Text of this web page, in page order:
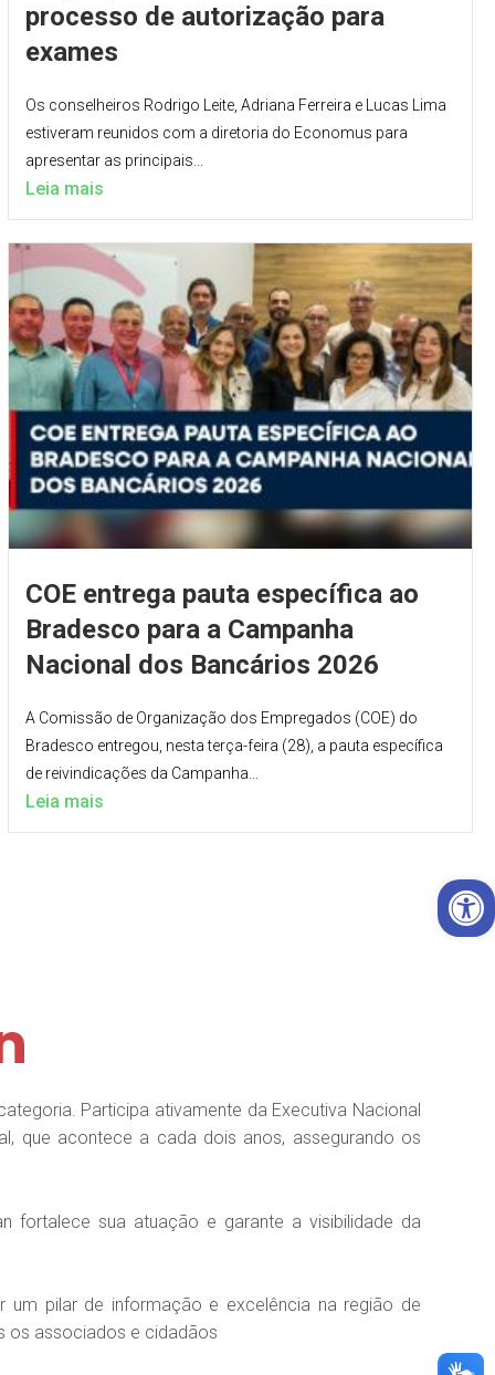
processo de autorização para
exames
Os conselheiros Rodrigo Leite, Adriana Ferreira e Lucas Lima
estiveram reunidos com a diretoria do Economus para
apresentar as principais...
Leia mais
COE entrega pauta específica ao
Bradesco para a Campanha
Nacional dos Bancários 2026
A Comissão de Organização dos Empregados (COE) do
Bradesco entregou, nesta terça-feira (28), a pauta específica
de reivindicações da Campanha...
Leia mais
Participa ativamente da Executiva Nacional
que acontece a cada dois anos, assegurando os
fortalece sua atuação e garante a visibilidade da
um pilar de informação e excelência na região de
os associados e cidadãos